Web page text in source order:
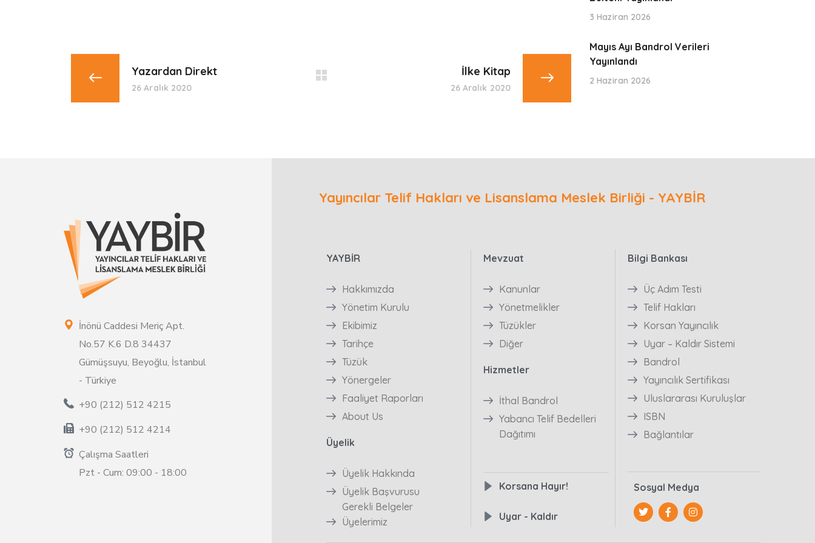
Yazardan Direkt
26 Aralık 2020
İlke Kitap
26 Aralık 2020
3 Haziran 2026
Mayıs Ayı Bandrol Verileri
Yayınlandı
2 Haziran 2026
İnönü Caddesi Meriç Apt.
No.57 K.6 D.8 34437
Gümüşsuyu, Beyoğlu, İstanbul
- Türkiye
+90 (212) 512 4215
+90 (212) 512 4214
Çalışma Saatleri
Pzt - Cum: 09:00 - 18:00
Yayıncılar Telif Hakları ve Lisanslama Meslek Birliği - YAYBİR
YAYBİR
Hakkımızda
Yönetim Kurulu
Ekibimiz
Tarihçe
Tüzük
Yönergeler
Faaliyet Raporları
About Us
Üyelik
Üyelik Hakkında
Üyelik Başvurusu
Gerekli Belgeler
Üyelerimiz
Mevzuat
Kanunlar
Yönetmelikler
Tüzükler
Diğer
Hizmetler
İthal Bandrol
Yabancı Telif Bedelleri
Dağıtımı
Korsana Hayır!
Uyar - Kaldır
Bilgi Bankası
Üç Adım Testi
Telif Hakları
Korsan Yayıncılık
Uyar – Kaldır Sistemi
Bandrol
Yayıncılık Sertifikası
Uluslararası Kuruluşlar
ISBN
Bağlantılar
Sosyal Medya